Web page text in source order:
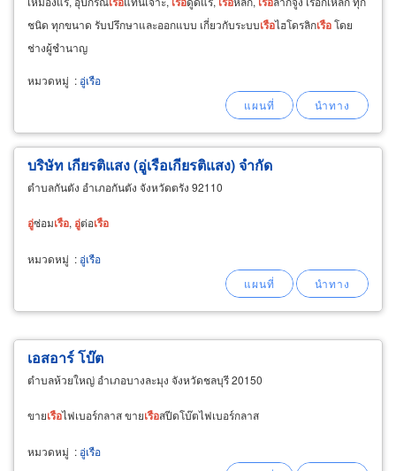
ชนิด ทุกขนาด รับปรึกษาและออกแบบ เกี่ยวกับระบบเรือไฮโดรลิกเรือโดย
ช่างผู้ชำนาญ
หมวดหมู่ : อู่เรือ
บริษัท เกียรติแสง (อู่เรือเกียรติแสง) จำกัด
ตำบลกันตัง อำเภอกันตัง จังหวัดตรัง 92110
อู่ซ่อมเรือ, อู่ต่อเรือ
หมวดหมู่ : อู่เรือ
เอสอาร์ โบ๊ต
ตำบลห้วยใหญ่ อำเภอบางละมุง จังหวัดชลบุรี 20150
ขายเรือไฟเบอร์กลาส ขายเรือสปีดโบ๊ตไฟเบอร์กลาส
หมวดหมู่ : อู่เรือ